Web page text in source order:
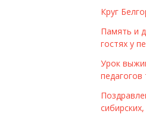
Круг
Память и
гостях у
Урок
педагогов